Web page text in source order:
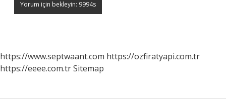
https://www.septwaant.com https://ozfiratyapi.com.tr
https://eeee.com.trSitemap